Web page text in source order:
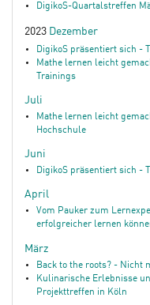
DigikoS-Quartalstreffen
2023 Dezember
DigikoS präsentiert sich -
Mathe lernen leicht
Trainings
Juli
Mathe lernen leicht
Hochschule
Juni
DigikoS präsentiert sich -
April
Vom Pauker zum
erfolgreicher lernen
März
Back to the roots? - Nicht
Kulinarische Erlebnisse
Projekttreffen in Köln